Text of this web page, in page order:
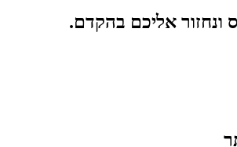
ונחזור אליכם בהקדם.